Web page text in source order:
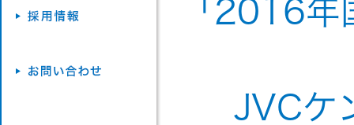
「2016
JVCケ